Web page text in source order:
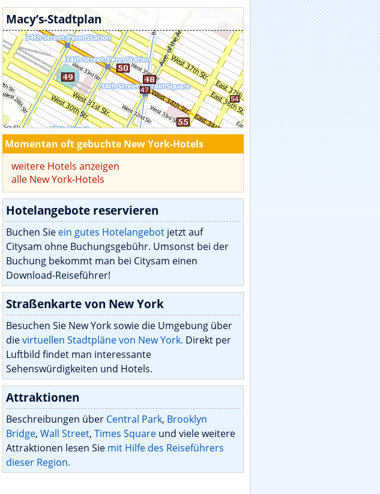
Macy’s-Stadtplan
Momentan oft gebuchte New York-Hotels
weitere Hotels anzeigen
alle New York-Hotels
Hotelangebote reservieren
Buchen Sie ein gutes Hotelangebot jetzt auf
Citysam ohne Buchungsgebühr. Umsonst bei der
Buchung bekommt man bei Citysam einen
Download-Reiseführer!
Straßenkarte von New York
Besuchen Sie New York sowie die Umgebung über
dievirtuellen Stadtpläne von New York. Direkt per
Luftbild findet man interessante
Sehenswürdigkeiten und Hotels.
Attraktionen
Beschreibungen über Central Park, Brooklyn
Bridge, Wall Street, Times Square und viele weitere
Attraktionen lesen Sie mit Hilfe des Reiseführers
dieser Region.